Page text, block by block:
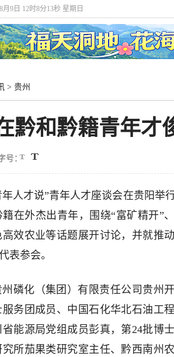
月9日 12时8分13秒 星期日
> 贵州
黔和黔籍青年才
号：
年人才说”青年人才座谈会在贵阳举
籍在外杰出青年，围绕“富矿精开”
效农业等话题展开讨论，并就推
表参会。
磷化（集团）有限责任公司贵州
务团成员、中国石化华北石油工
能源局党组成员彭真，第24批博
所茄果类研究室主任、黔西南州